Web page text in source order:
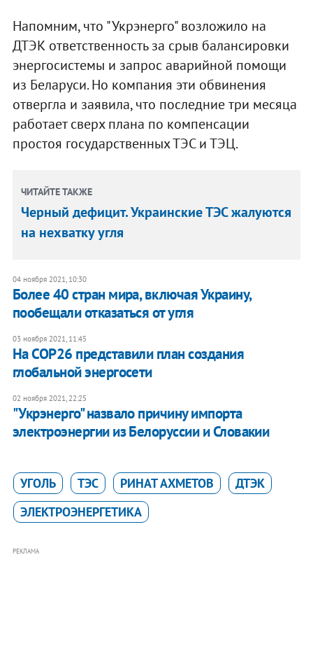
Напомним, что "Укрэнерго" возложило на
ДТЭК ответственность за срыв балансировки
энергосистемы и запрос аварийной помощи
из Беларуси. Но компания эти обвинения
отвергла и заявила, что последние три месяца
работает сверх плана по компенсации
простоя государственных ТЭС и ТЭЦ.
ЧИТАЙТЕ ТАКЖЕ
Черный дефицит. Украинские ТЭС жалуются
на нехватку угля
04 ноября 2021, 10:30
Более 40 стран мира, включая Украину,
пообещали отказаться от угля
03 ноября 2021, 11:45
На COP26 представили план создания
глобальной энергосети
02 ноября 2021, 22:25
"Укрэнерго" назвало причину импорта
электроэнергии из Белоруссии и Словакии
УГОЛЬ ТЭС РИНАТ АХМЕТОВ
ДТЭК
ЭЛЕКТРОЭНЕРГЕТИКА
РЕКЛАМА